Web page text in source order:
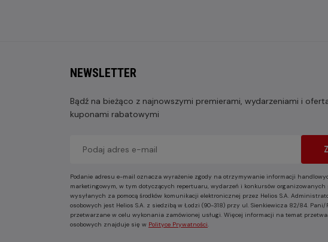
NEWSLETTER
Bądź na bieżąco z najnowszymi premierami, wydarzeniami i
kuponami rabatowymi
Podanie adresu e-mail oznacza wyrażenie zgody na otrzymywanie informacji
marketingowym, w tym dotyczących repertuaru, wydarzeń i konkursów organizowanych
wysyłanych za pomocą środków komunikacji elektronicznej przez Helios S.A.
osobowych jest Helios S.A. z siedzibą w Łodzi (90-318) przy ul. Sienkiewicza 82/84. Pani/
przetwarzane w celu wykonania zamówionej usługi. Więcej informacji na temat
osobowych znajduje się w Polityce Prywatności.